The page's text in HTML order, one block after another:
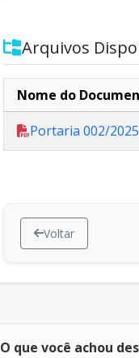
Arquivos
Nome do
Portaria 002/
Voltar
O que você achou